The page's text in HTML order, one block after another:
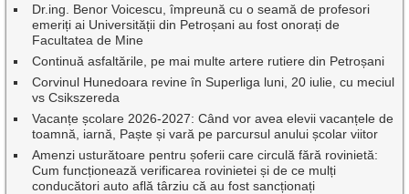
Dr.ing. Benor Voicescu, împreună cu o seamă de profesori
emeriți ai Universității din Petroșani au fost onorați de
Facultatea de Mine
Continuă asfaltările, pe mai multe artere rutiere din Petroșani
Corvinul Hunedoara revine în Superliga luni, 20 iulie, cu meciul
vs Csikszereda
Vacanțe școlare 2026-2027: Când vor avea elevii vacanțele de
toamnă, iarnă, Paște și vară pe parcursul anului școlar viitor
Amenzi usturătoare pentru șoferii care circulă fără rovinietă:
Cum funcționează verificarea rovinietei și de ce mulți
conducători auto află târziu că au fost sancționați